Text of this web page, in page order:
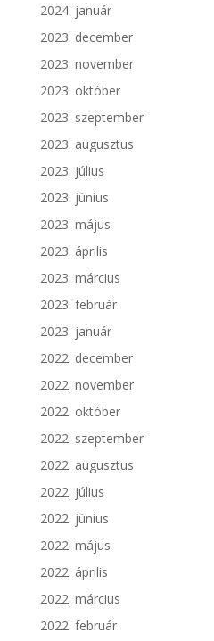
2024. január
2023. december
2023. november
2023. október
2023. szeptember
2023. augusztus
2023. július
2023. június
2023. május
2023. április
2023. március
2023. február
2023. január
2022. december
2022. november
2022. október
2022. szeptember
2022. augusztus
2022. július
2022. június
2022. május
2022. április
2022. március
2022. február